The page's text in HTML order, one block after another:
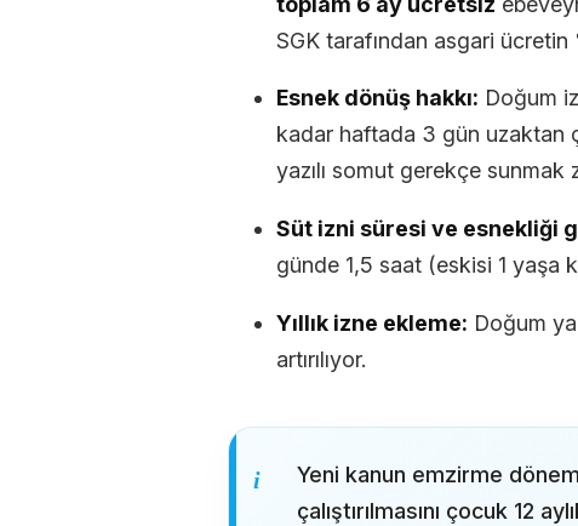
SGK tarafından asgari
Esnek dönüş hakkı: Doğum
kadar haftada 3 gün uzaktan
yazılı somut gerekçe sunmak
Süt izni süresi ve esnekliği
günde 1,5 saat (eskisi 1 yaşa
Yıllık izne ekleme: Doğum
artırılıyor.
Yeni kanun emzirme
çalıştırılmasını çocuk 12